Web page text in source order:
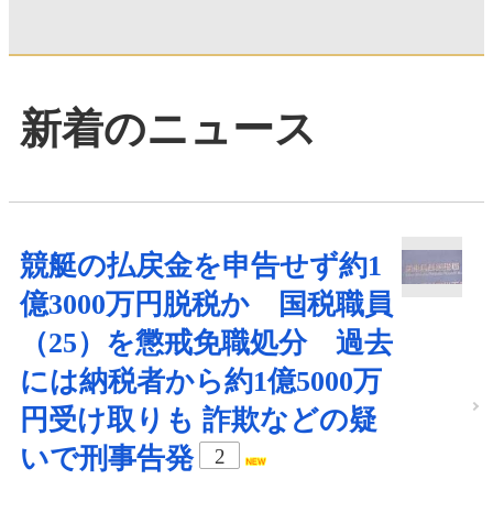
新着のニュース
競艇の払戻金を申告せず約1
億3000万円脱税か 国税職員
（25）を懲戒免職処分 過去
には納税者から約1億5000万
円受け取りも 詐欺などの疑
いで刑事告発
2